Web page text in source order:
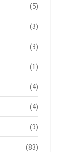
(5)
(3)
(3)
(1)
(4)
(4)
(3)
(83)